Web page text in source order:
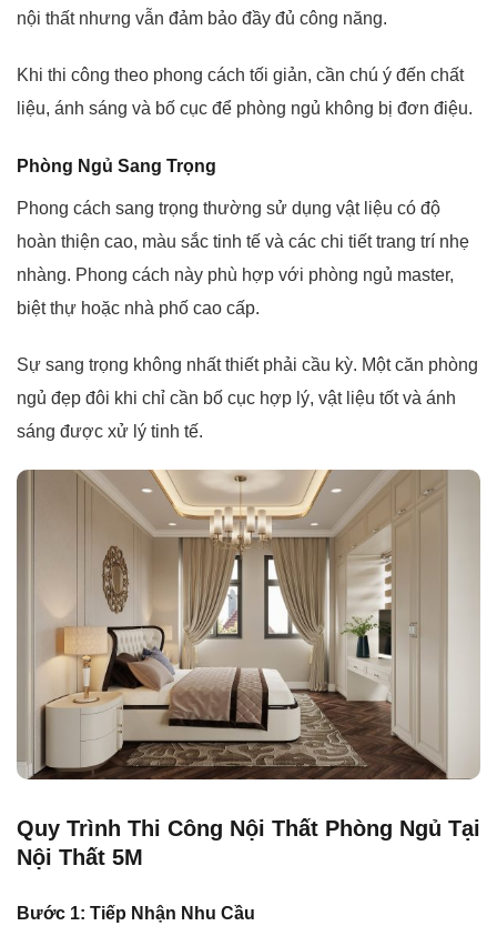
nội thất nhưng vẫn đảm bảo đầy đủ công năng.
Khi thi công theo phong cách tối giản, cần chú ý đến chất
liệu, ánh sáng và bố cục để phòng ngủ không bị đơn điệu.
Phòng Ngủ Sang Trọng
Phong cách sang trọng thường sử dụng vật liệu có độ
hoàn thiện cao, màu sắc tinh tế và các chi tiết trang trí nhẹ
nhàng. Phong cách này phù hợp với phòng ngủ master,
biệt thự hoặc nhà phố cao cấp.
Sự sang trọng không nhất thiết phải cầu kỳ. Một căn phòng
ngủ đẹp đôi khi chỉ cần bố cục hợp lý, vật liệu tốt và ánh
sáng được xử lý tinh tế.
Quy Trình Thi Công Nội Thất Phòng Ngủ Tại
Nội Thất 5M
Bước 1: Tiếp Nhận Nhu Cầu